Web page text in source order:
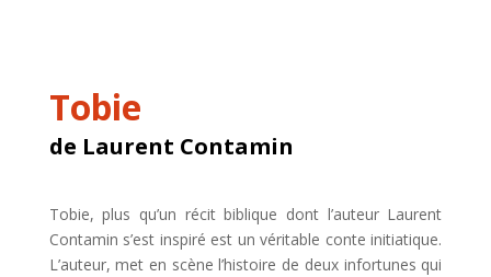
Tobie
de Laurent Contamin
Tobie, plus qu’un récit biblique dont l’auteur Laurent
Contamin s’est inspiré est un véritable conte initiatique.
L’auteur, met en scène l’histoire de deux infortunes qui